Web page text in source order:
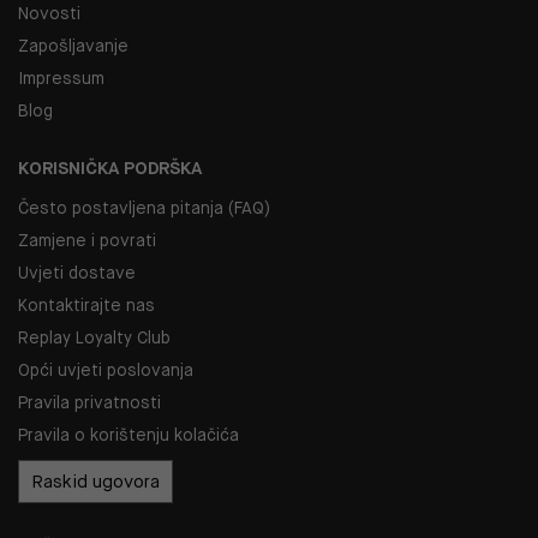
Novosti
Zapošljavanje
Impressum
Blog
KORISNIČKA PODRŠKA
Često postavljena pitanja (FAQ)
Zamjene i povrati
Uvjeti dostave
Kontaktirajte nas
Replay Loyalty Club
Opći uvjeti poslovanja
Pravila privatnosti
Pravila o korištenju kolačića
Raskid ugovora